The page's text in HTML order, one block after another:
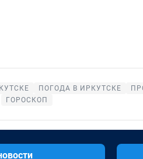
ПОГОДА В ИРКУТСКЕ
ГОРОСКОП